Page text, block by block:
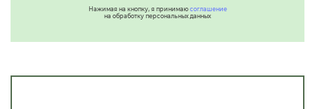
Нажимая на кнопку, я принимаю соглашение
на обработку персональных данных